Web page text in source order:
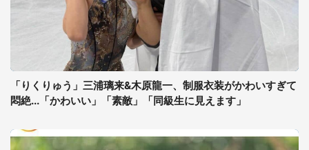
「りくりゅう」三浦璃来&木原龍一、制服衣装がかわいすぎて
悶絶...「かわいい」「素敵」「同級生に見えます」